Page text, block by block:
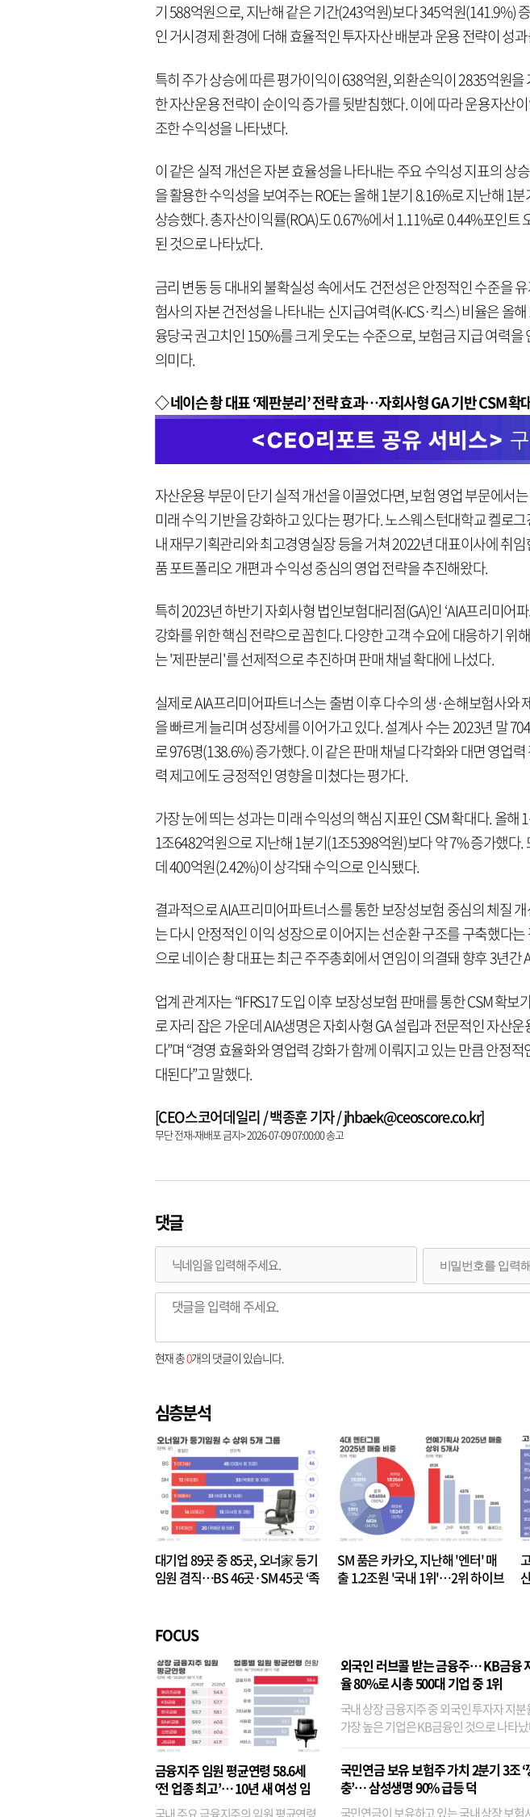
기 588억원으로, 지난해 같은 기간(243억원)보다 345억원(141.9%)
인 거시경제 환경에 더해 효율적인 투자자산 배분과 운용 전략이 성
특히 주가 상승에 따른 평가이익이 638억원, 외환손익이 2835억원
한 자산운용 전략이 순이익 증가를 뒷받침했다. 이에 따라 운용자산
조한 수익성을 나타냈다.
이 같은 실적 개선은 자본 효율성을 나타내는 주요 수익성 지표의 상
을 활용한 수익성을 보여주는 ROE는 올해 1분기 8.16%로 지난해 1
상승했다. 총자산이익률(ROA)도 0.67%에서 1.11%로 0.44%포인트
된 것으로 나타났다.
금리 변동 등 대내외 불확실성 속에서도 건전성은 안정적인 수준을
험사의 자본 건전성을 나타내는 신지급여력(K-ICS·킥스) 비율은 올
융당국 권고치인 150%를 크게 웃도는 수준으로, 보험금 지급 여력
의미다.
◇ 네이슨 촹 대표 ‘제판분리’ 전략 효과…자회사형 GA 기반 CSM 확
자산운용 부문이 단기 실적 개선을 이끌었다면, 보험 영업 부문에서
미래 수익 기반을 강화하고 있다는 평가다. 노스웨스턴대학교 켈로
내 재무기획관리와 최고경영실장 등을 거쳐 2022년 대표이사에 취
품 포트폴리오 개편과 수익성 중심의 영업 전략을 추진해왔다.
특히 2023년 하반기 자회사형 법인보험대리점(GA)인 ‘AIA프리미어
강화를 위한 핵심 전략으로 꼽힌다. 다양한 고객 수요에 대응하기 위
는 '제판분리'를 선제적으로 추진하며 판매 채널 확대에 나섰다.
실제로 AIA프리미어파트너스는 출범 이후 다수의 생·손해보험사와
을 빠르게 늘리며 성장세를 이어가고 있다. 설계사 수는 2023년 말
로 976명(138.6%) 증가했다. 이 같은 판매 채널 다각화와 대면 영업
력 제고에도 긍정적인 영향을 미쳤다는 평가다.
가장 눈에 띄는 성과는 미래 수익성의 핵심 지표인 CSM 확대다. 올해
1조6482억원으로 지난해 1분기(1조5398억원)보다 약 7% 증가했다.
데 400억원(2.42%)이 상각돼 수익으로 인식됐다.
결과적으로 AIA프리미어파트너스를 통한 보장성보험 중심의 체질 개
는 다시 안정적인 이익 성장으로 이어지는 선순환 구조를 구축했다
으로 네이슨 촹 대표는 최근 주주총회에서 연임이 의결돼 향후 3년간
업계 관계자는 “IFRS17 도입 이후 보장성보험 판매를 통한 CSM 확
로 자리 잡은 가운데 AIA생명은 자회사형 GA 설립과 전문적인 자산
다”며 “경영 효율화와 영업력 강화가 함께 이뤄지고 있는 만큼 안정
대된다”고 말했다.
[CEO스코어데일리 / 백종훈 기자 / jhbaek@ceoscore.co.kr]
무단 전재-재배포 금지> 2026-07-09 07:00:00 송고
댓글
현재 총0개의 댓글이 있습니다.
심층분석
대기업 89곳 중 85곳, 오너家 등기
임원 겸직…BS 46곳·SM 45곳 ‘족
SM 품은 카카오, 지난해 '엔터' 매
출 1.2조원 '국내 1위'…2위 하이브
FOCUS
금융지주 임원 평균연령 58.6세
‘전 업종 최고’… 10년 새 여성 임
원은 14배 껑충
외국인 러브콜 받는 금융주… KB금융
율 80%로 시총 500대 기업 중 1위
국내 상장 금융지주 중 외국인 투자자 지분
가장 높은 기업은 KB금융인 것으로 나타
융이었다. 특히 KB금융은 지난달 말 기준 해
기관투자자 지분율이...
국민연금 보유 보험주 가치 2분기 3조 ‘
충’… 삼성생명 90% 급등 덕
국민연금이 보유하고 있는 국내 상장 보험